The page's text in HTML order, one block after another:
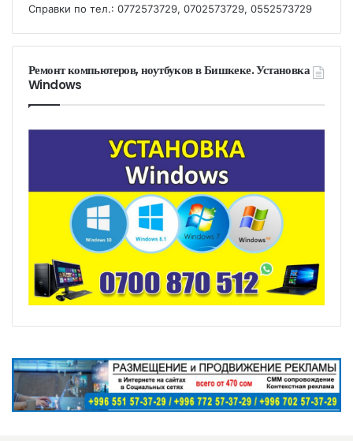
Справки по тел.: 0772573729, 0702573729, 0552573729
Ремонт компьютеров, ноутбуков в Бишкеке. Установка
Windows